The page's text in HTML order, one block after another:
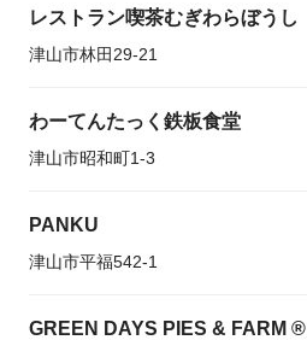
レストラン喫茶むぎわらぼうし
津山市林田29-21
わーてんたっく鉄板食堂
津山市昭和町1-3
PANKU
津山市平福542-1
GREEN DAYS PIES & FARM ®️